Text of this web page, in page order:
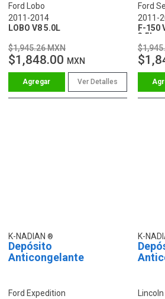
Ford Lobo
2011-2014
LOBO V8 5.0L
$1,945.26 MXN
$1,848.00 MXN
Ver Detalles
Ford
2011-
F-150
3.5L
K-NADIAN
Depósito
Anticongelante
Ford Expedition
K-